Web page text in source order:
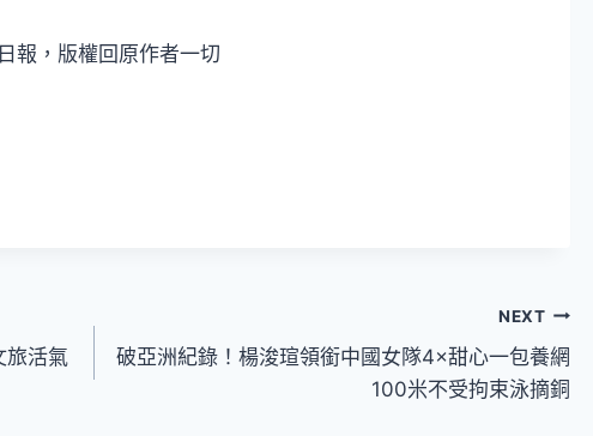
報，版權回原作者一切
旅活氣
NEXT
破亞洲紀錄！楊浚瑄領銜中國女隊4×甜心一包養網
100米不受拘束泳摘銅